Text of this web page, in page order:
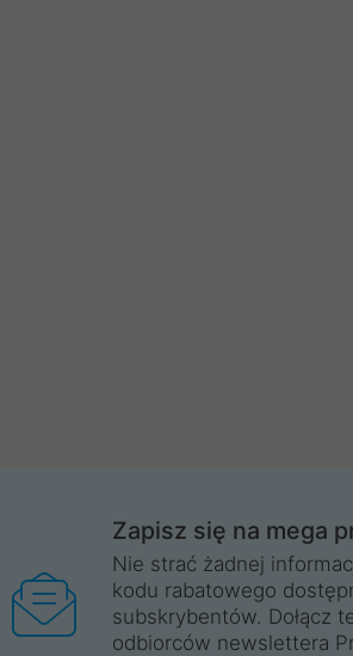
Zapisz się na mega
Nie strać żadnej
kodu rabatowego
subskrybentów. Dołącz
odbiorców newslettera